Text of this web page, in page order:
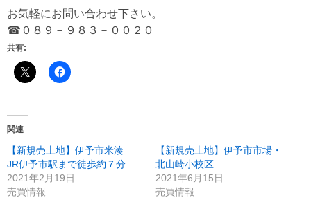
お気軽にお問い合わせ下さい。
☎０８９－９８３－００２０
共有:
関連
【新規売土地】伊予市米湊
JR伊予市駅まで徒歩約７分
2021年2月19日
売買情報
【新規売土地】伊予市市場・
北山崎小校区
2021年6月15日
売買情報